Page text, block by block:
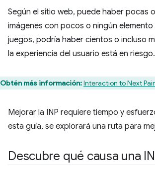
Según el sitio web, puede haber pocas
imágenes con pocos o ningún
juegos, podría haber cientos o incluso
la experiencia del usuario está en riesgo.
Obtén más información:Interaction to Next
Mejorar la INP requiere tiempo y
esta guía, se explorará una ruta para
Descubre qué causa una